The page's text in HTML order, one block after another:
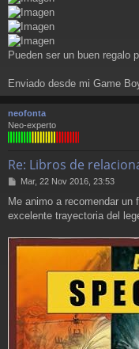
e
Pueden ser un buen regalo
Enviado desde mi Game
neofonta
Neo-experto
Re: Libros de
M
n
s
j
e
Mar, 22 Nov 2016, 23:53
Me animo a recomendar un
excelente trayectoria del